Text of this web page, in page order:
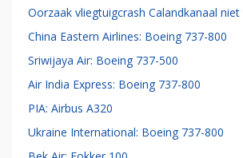
Oorzaak vliegtuigcrash Calandkanaal
China Eastern Airlines: Boeing 737-800
Sriwijaya Air: Boeing 737-500
Air India Express: Boeing 737-800
PIA: Airbus A320
Ukraine International: Boeing 737-800